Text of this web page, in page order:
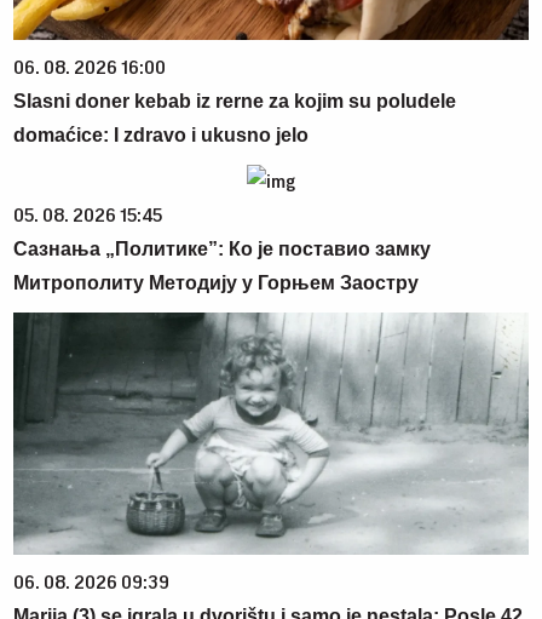
06. 08. 2026 16:00
Slasni doner kebab iz rerne za kojim su poludele
domaćice: I zdravo i ukusno jelo
05. 08. 2026 15:45
Сазнања „Политике”: Ко је поставио замку
Митрополиту Методију у Горњем Заостру
06. 08. 2026 09:39